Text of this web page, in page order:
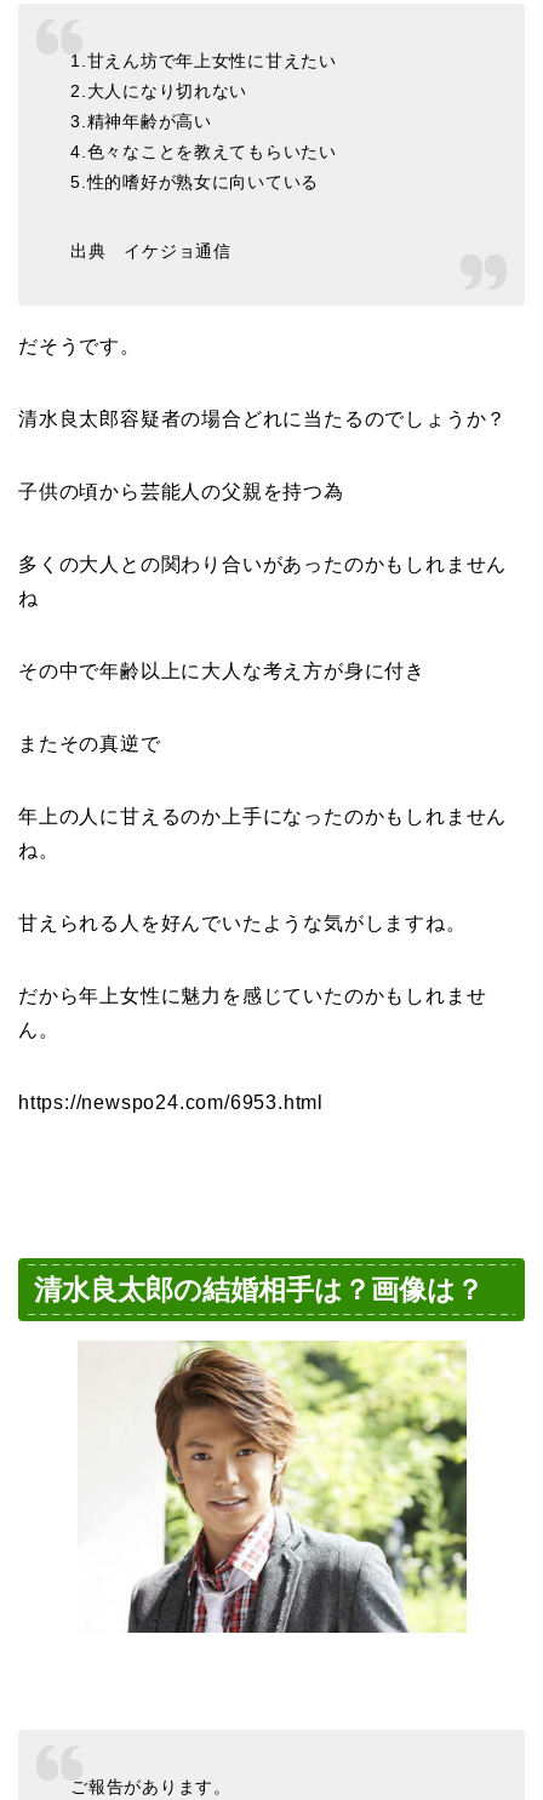
1.甘えん坊で年上女性に甘えたい
2.大人になり切れない
3.精神年齢が高い
4.色々なことを教えてもらいたい
5.性的嗜好が熟女に向いている
出典 イケジョ通信
だそうです。
清水良太郎容疑者の場合どれに当たるのでしょうか？
子供の頃から芸能人の父親を持つ為
多くの大人との関わり合いがあったのかもしれません
ね
その中で年齢以上に大人な考え方が身に付き
またその真逆で
年上の人に甘えるのか上手になったのかもしれません
ね。
甘えられる人を好んでいたような気がしますね。
だから年上女性に魅力を感じていたのかもしれませ
ん。
https://newspo24.com/6953.html
清水良太郎の結婚相手は？画像は？
ご報告があります。